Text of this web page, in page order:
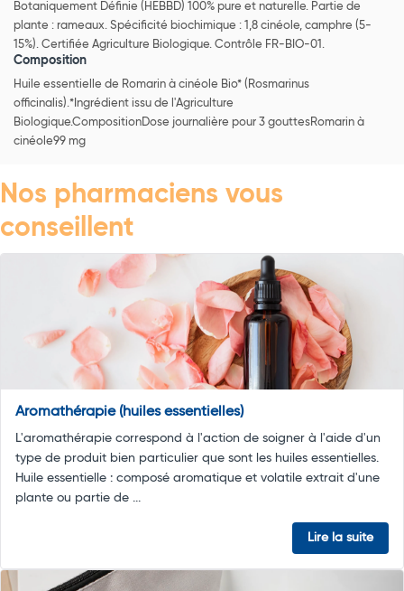
Botaniquement Définie (HEBBD) 100% pure et naturelle. Partie de
plante : rameaux. Spécificité biochimique : 1,8 cinéole, camphre (5-
15%). Certifiée Agriculture Biologique. Contrôle FR-BIO-01.
Composition
Huile essentielle de Romarin à cinéole Bio* (Rosmarinus
officinalis).*Ingrédient issu de l'Agriculture
Biologique.CompositionDose journalière pour 3 gouttesRomarin à
cinéole99 mg
Nos pharmaciens vous
conseillent
Aromathérapie (huiles essentielles)
L'aromathérapie correspond à l'action de soigner à l'aide d'un
type de produit bien particulier que sont les huiles essentielles.
Huile essentielle : composé aromatique et volatile extrait d'une
plante ou partie de ...
Lire la suite